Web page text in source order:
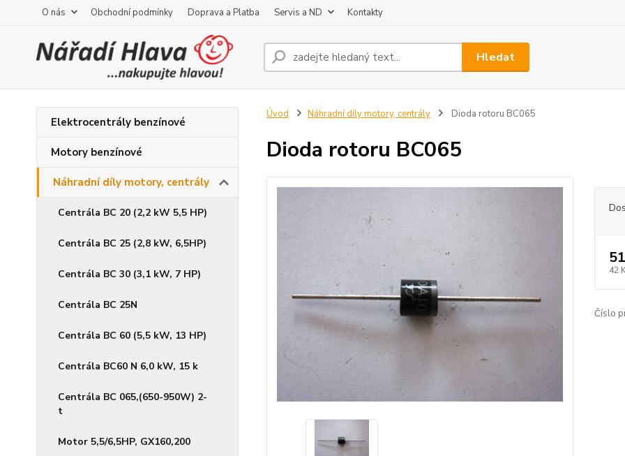
O nás Obchodní podmínky Doprava a Platba Servis a ND Kontakty
Hledat
Elektrocentrály benzínové
Motory benzínové
Náhradní díly motory, centrály
Centrála BC 20 (2,2 kW 5,5 HP)
Centrála BC 25 (2,8 kW, 6,5HP)
Centrála BC 30 (3,1 kW, 7 HP)
Centrála BC 25N
Centrála BC 60 (5,5 kW, 13 HP)
Centrála BC60 N 6,0 kW, 15 k
Centrála BC 065,(650-950W) 2-
t
Motor 5,5/6,5HP, GX160,200
Úvod Náhradní díly motory, centrály Dioda rotoru BC065
Dioda rotoru BC065
42
Číslo